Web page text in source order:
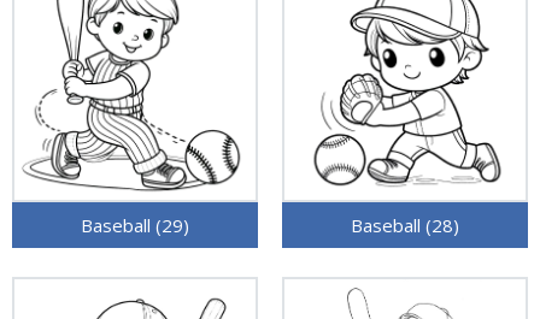
Baseball (29) Baseball (28)